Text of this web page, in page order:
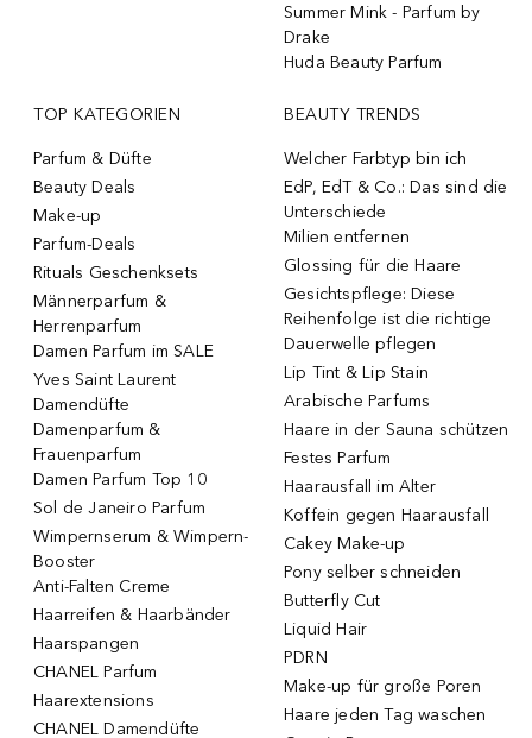
Summer Mink - Parfum by
Drake
Huda Beauty Parfum
TOP KATEGORIEN
Parfum & Düfte
Beauty Deals
Make-up
Parfum-Deals
Rituals Geschenksets
Männerparfum &
Herrenparfum
Damen Parfum im SALE
Yves Saint Laurent
Damendüfte
Damenparfum &
Frauenparfum
Damen Parfum Top 10
Sol de Janeiro Parfum
Wimpernserum & Wimpern-
Booster
Anti-Falten Creme
Haarreifen & Haarbänder
Haarspangen
CHANEL Parfum
Haarextensions
CHANEL Damendüfte
BEAUTY TRENDS
Welcher Farbtyp bin ich
EdP, EdT & Co.: Das sind die
Unterschiede
Milien entfernen
Glossing für die Haare
Gesichtspflege: Diese
Reihenfolge ist die richtige
Dauerwelle pflegen
Lip Tint & Lip Stain
Arabische Parfums
Haare in der Sauna schützen
Festes Parfum
Haarausfall im Alter
Koffein gegen Haarausfall
Cakey Make-up
Pony selber schneiden
Butterfly Cut
Liquid Hair
PDRN
Make-up für große Poren
Haare jeden Tag waschen